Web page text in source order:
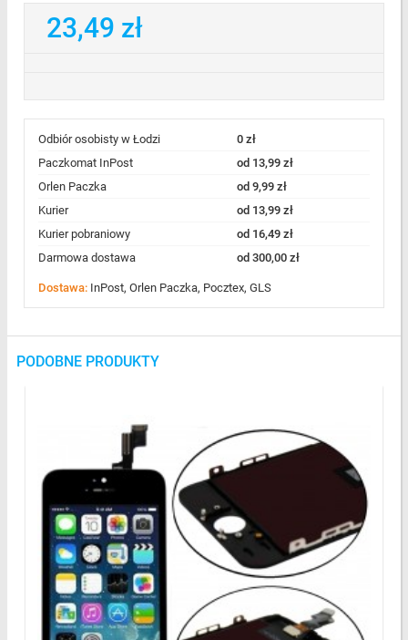
23,49 zł
Odbiór osobisty w Łodzi
0 zł
Paczkomat InPost
od 13,99 zł
Orlen Paczka
od 9,99 zł
Kurier
od 13,99 zł
Kurier pobraniowy
od 16,49 zł
Darmowa dostawa
od 300,00 zł
Dostawa: InPost, Orlen Paczka, Pocztex, GLS
PODOBNE PRODUKTY